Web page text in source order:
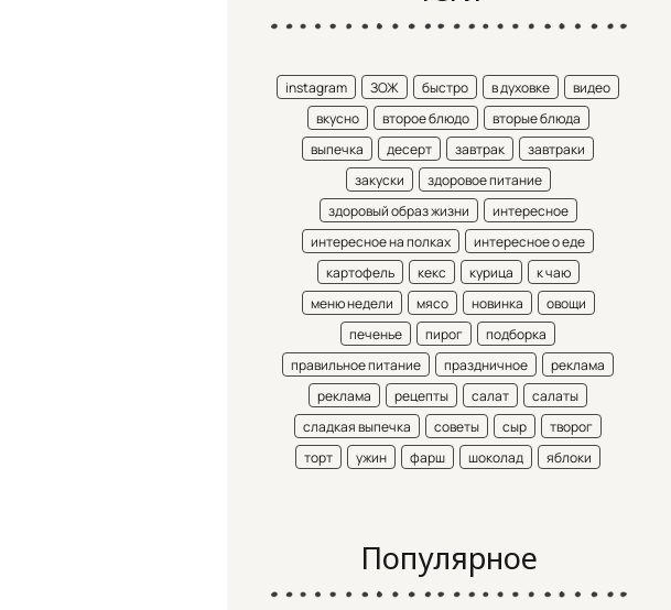
instagram ЗОЖ быстро в духовке
видео
вкусно
второе блюдо
вторые блюда
выпечка
десерт завтрак
завтраки
закуски
здоровое питание
здоровый образ жизни
интересное
интересное на полках
интересное о еде
картофель
кекс курица
к чаю
меню недели
мясо новинка
овощи
печенье
пирог
подборка
правильное питание
праздничное
реклама
реклама
рецепты салат
салаты
сладкая выпечка
советы сыр
творог
торт
ужин фарш шоколад яблоки
Популярное